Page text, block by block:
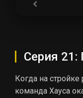
Серия
Когда на
команда Хауса